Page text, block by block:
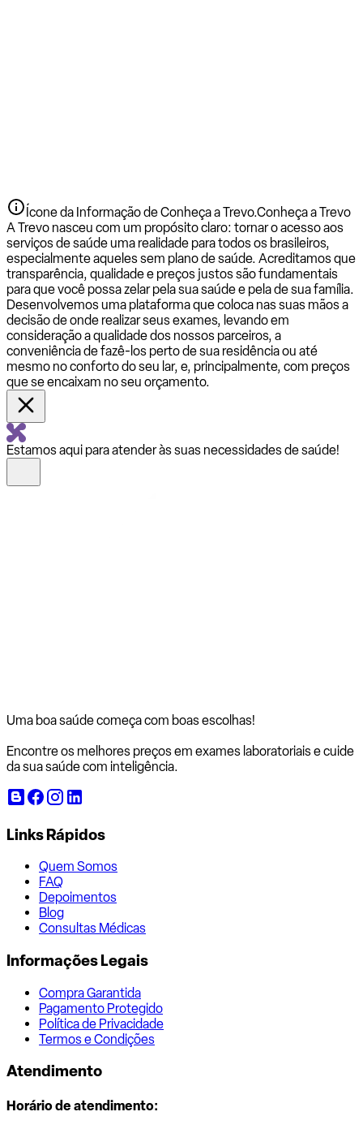
Ícone da Informação de Conheça a Trevo.Conheça a Trevo
A Trevo nasceu com um propósito claro: tornar o acesso aos
serviços de saúde uma realidade para todos os brasileiros,
especialmente aqueles sem plano de saúde. Acreditamos que
transparência, qualidade e preços justos são fundamentais
para que você possa zelar pela sua saúde e pela de sua família.
Desenvolvemos uma plataforma que coloca nas suas mãos a
decisão de onde realizar seus exames, levando em
consideração a qualidade dos nossos parceiros, a
conveniência de fazê-los perto de sua residência ou até
mesmo no conforto do seu lar, e, principalmente, com preços
que se encaixam no seu orçamento.
Estamos aqui para atender às suas necessidades de saúde!
Uma boa saúde começa com boas escolhas!
Encontre os melhores preços em exames laboratoriais e cuide
da sua saúde com inteligência.
Links Rápidos
Quem Somos
FAQ
Depoimentos
Blog
Consultas Médicas
Informações Legais
Compra Garantida
Pagamento Protegido
Política de Privacidade
Termos e Condições
Atendimento
Horário de atendimento: